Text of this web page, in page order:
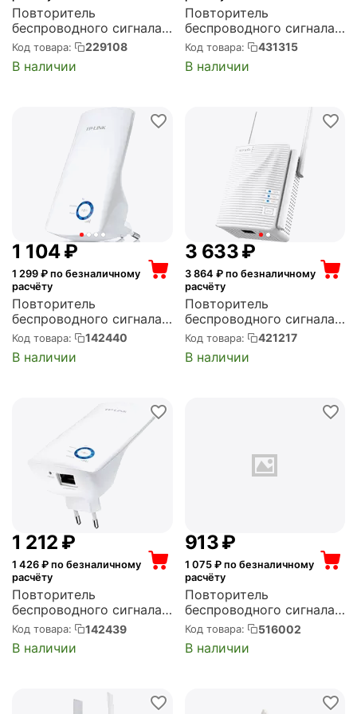
Повторитель
беспроводного сигнала
MERCUSYS Wi-Fi, 2.4
ГГц, стандарт Wi-Fi:
802.11n, максимальная
Код товара: 229108
В наличии
Повторитель
беспроводного сигнала
MERCUSYS AC1900 Wi-Fi
сигнала AC1900
Усилитель Wi-Fi сигнала
Код товара: 431315
В наличии
1 104₽
1 299 ₽ по безналичному
расчёту
Повторитель
беспроводного сигнала
TP-LINK Wi-Fi, 2.4 ГГц,
стандарт Wi-Fi: 802.11n,
максимальная скорость:
Код товара: 142440
В наличии
3 633₽
3 864 ₽ по безналичному
расчёту
Повторитель
беспроводного сигнала
TENDA Wi-Fi 2034MBPS
A21 (Tenda A21)
Код товара: 421217
В наличии
1 212 ₽
1 426 ₽ по безналичному
расчёту
Повторитель
беспроводного сигнала
TP-LINK Wi-Fi, 2.4 ГГц,
стандарт Wi-Fi: 802.11n,
максимальная скорость:
(TL-WA850RE)
Код товара: 142439
В наличии
‍913‍₽
1 075₽ по безналичному
расчёту
Повторитель
беспроводного сигнала
MERCUSYS N300 Wi-Fi
(Mercusys ME10)
Код товара: 516002
В наличии